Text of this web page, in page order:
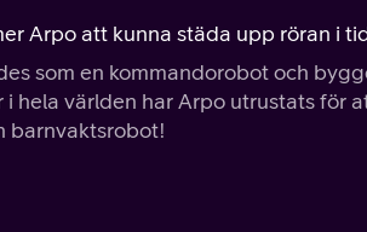
Arpo att kunna städa upp röran i
som en kommandorobot och
hela världen har Arpo utrustats för
barnvaktsrobot!